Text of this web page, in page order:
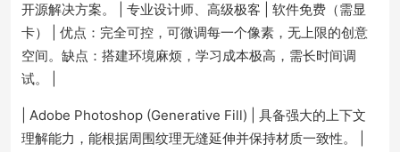
开源解决方案。 | 专业设计师、高级极客 | 软件免费（需显
卡） | 优点：完全可控，可微调每一个像素，无上限的创意
空间。缺点：搭建环境麻烦，学习成本极高，需长时间调
试。 |
| Adobe Photoshop (Generative Fill) | 具备强大的上下文
理解能力，能根据周围纹理无缝延伸并保持材质一致性。 |